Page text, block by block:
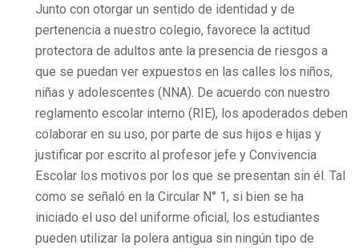
Junto con otorgar un sentido de identidad y de
pertenencia a nuestro colegio, favorece la actitud
protectora de adultos ante la presencia de riesgos a
que se puedan ver expuestos en las calles los niños,
niñas y adolescentes (NNA). De acuerdo con nuestro
reglamento escolar interno (RIE), los apoderados deben
colaborar en su uso, por parte de sus hijos e hijas y
justificar por escrito al profesor jefe y Convivencia
Escolar los motivos por los que se presentan sin él. Tal
como se señaló en la Circular N° 1, si bien se ha
iniciado el uso del uniforme oficial, los estudiantes
pueden utilizar la polera antigua sin ningún tipo de